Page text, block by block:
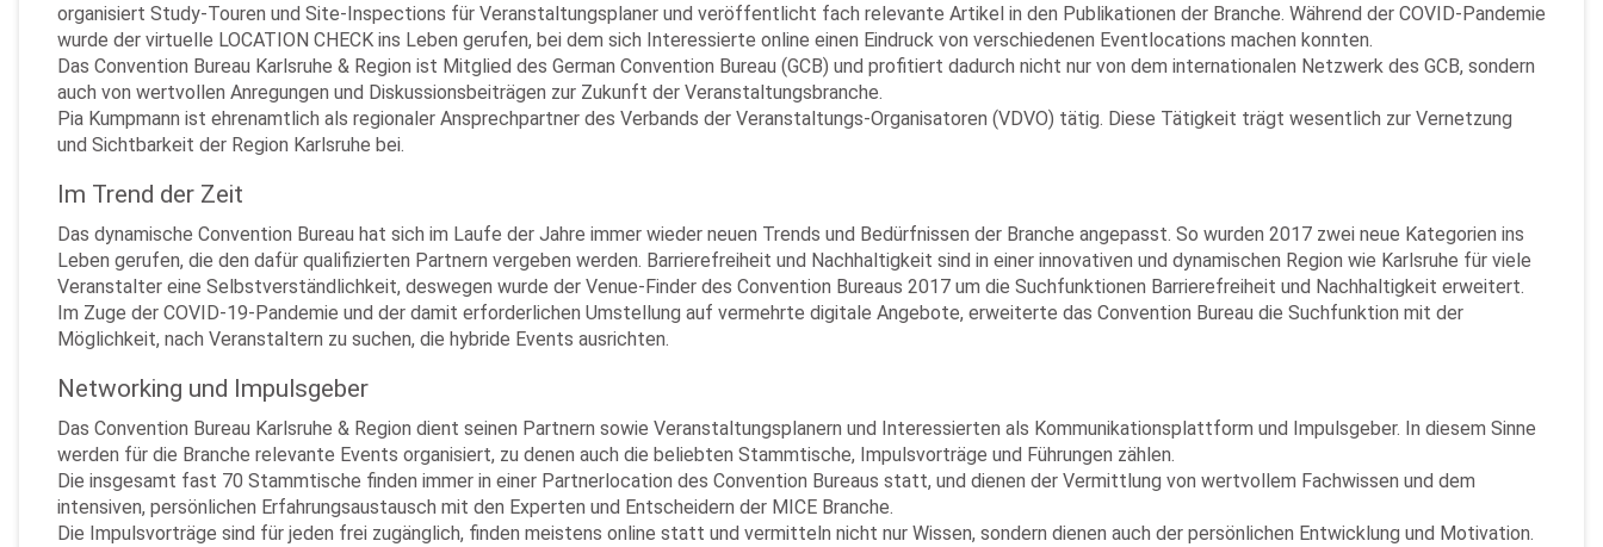
organisiert Study-Touren und Site-Inspections für Veranstaltungsplaner und veröffentlicht fach relevante Artikel in den Publikationen der Branche. Während der COVID-Pandemie
wurde der virtuelle LOCATION CHECK ins Leben gerufen, bei dem sich Interessierte online einen Eindruck von verschiedenen Eventlocations machen konnten.
Das Convention Bureau Karlsruhe & Region ist Mitglied des German Convention Bureau (GCB) und profitiert dadurch nicht nur von dem internationalen Netzwerk des GCB, sondern
auch von wertvollen Anregungen und Diskussionsbeiträgen zur Zukunft der Veranstaltungsbranche.
Pia Kumpmann ist ehrenamtlich als regionaler Ansprechpartner des Verbands der Veranstaltungs-Organisatoren (VDVO) tätig. Diese Tätigkeit trägt wesentlich zur Vernetzung
und Sichtbarkeit der Region Karlsruhe bei.
Im Trend der Zeit
Das dynamische Convention Bureau hat sich im Laufe der Jahre immer wieder neuen Trends und Bedürfnissen der Branche angepasst. So wurden 2017 zwei neue Kategorien ins
Leben gerufen, die den dafür qualifizierten Partnern vergeben werden. Barrierefreiheit und Nachhaltigkeit sind in einer innovativen und dynamischen Region wie Karlsruhe für viele
Veranstalter eine Selbstverständlichkeit, deswegen wurde der Venue-Finder des Convention Bureaus 2017 um die Suchfunktionen Barrierefreiheit und Nachhaltigkeit erweitert.
Im Zuge der COVID-19-Pandemie und der damit erforderlichen Umstellung auf vermehrte digitale Angebote, erweiterte das Convention Bureau die Suchfunktion mit der
Möglichkeit, nach Veranstaltern zu suchen, die hybride Events ausrichten.
Networking und Impulsgeber
Das Convention Bureau Karlsruhe & Region dient seinen Partnern sowie Veranstaltungsplanern und Interessierten als Kommunikationsplattform und Impulsgeber. In diesem Sinne
werden für die Branche relevante Events organisiert, zu denen auch die beliebten Stammtische, Impulsvorträge und Führungen zählen.
Die insgesamt fast 70 Stammtische finden immer in einer Partnerlocation des Convention Bureaus statt, und dienen der Vermittlung von wertvollem Fachwissen und dem
intensiven, persönlichen Erfahrungsaustausch mit den Experten und Entscheidern der MICE Branche.
Die Impulsvorträge sind für jeden frei zugänglich, finden meistens online statt und vermitteln nicht nur Wissen, sondern dienen auch der persönlichen Entwicklung und Motivation.